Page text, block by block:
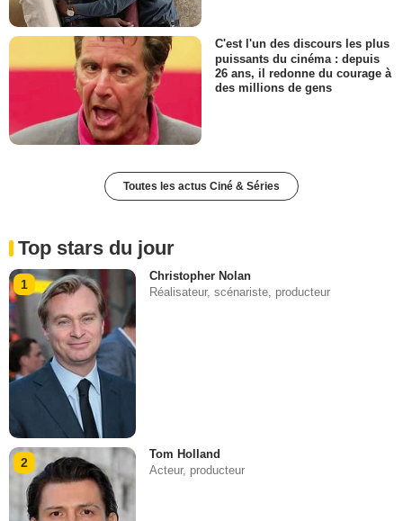
C'est l'un des discours les plus
puissants du cinéma : depuis
26 ans, il redonne du courage à
des millions de gens
Toutes les actus Ciné & Séries
Top stars du jour
1
Christopher Nolan
Réalisateur, scénariste, producteur
2
Tom Holland
Acteur, producteur